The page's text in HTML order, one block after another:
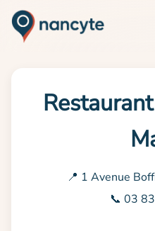
📍 1 Avenue
📞 03